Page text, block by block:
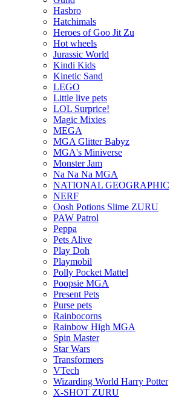
Hasbro
Hatchimals
Heroes of Goo Jit Zu
Hot wheels
Jurassic World
Kindi Kids
Kinetic Sand
LEGO
Little live pets
LOL Surprice!
Magic Mixies
MEGA
MGA Glitter Babyz
MGA's Miniverse
Monster Jam
Na Na Na MGA
NATIONAL GEOGRAPHIC
NERF
Oosh Potions Slime ZURU
PAW Patrol
Peppa
Pets Alive
Play Doh
Playmobil
Polly Pocket Mattel
Poopsie MGA
Present Pets
Purse pets
Rainbocorns
Rainbow High MGA
Spin Master
Star Wars
Transformers
VTech
Wizarding World Harry Potter
X-SHOT ZURU